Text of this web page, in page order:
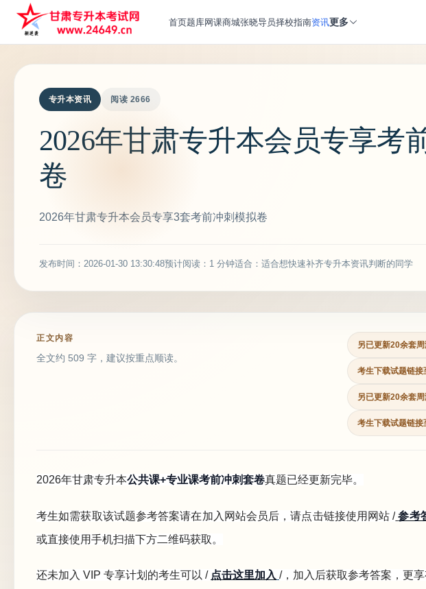
首页题库网课商城张晓导员择校指南资讯更多
专升本资讯 阅读 2666
2026年甘肃专升本会员专享考
卷
2026年甘肃专升本会员专享3套考前冲刺模拟卷
发布时间：2026-01-30 13:30:48预计阅读：1 分钟适合：适合想快速补齐专升本资讯判断的同学
正文内容
全文约 509 字，建议按重点顺读。
另已更新20余套
考生下载试题链接
另已更新20余套
考生下载试题链接
2026年甘肃专升本公共课+专业课考前冲刺套卷真题已经更新完毕。
考生如需获取该试题参考答案请在加入网站会员后，请点击链接使用网站 / 参考
或直接使用手机扫描下方二维码获取。
还未加入 VIP 专享计划的考生可以 / 点击这里加入 /，加入后获取参考答案，更享